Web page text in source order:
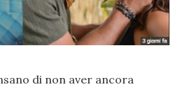
di non aver ancora